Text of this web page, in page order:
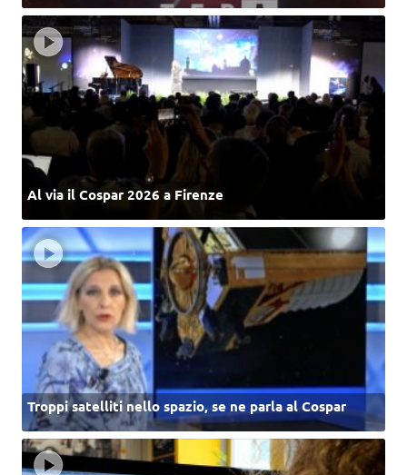
Al via il Cospar 2026 a Firenze
Troppi satelliti nello spazio, se ne parla al Cospar